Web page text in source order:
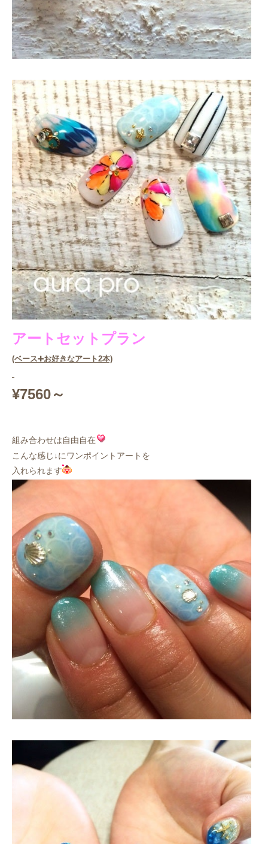
アートセットプラン
(ベース➕お好きなアート2本)
¥7560～
組み合わせは自由自在
こんな感じ↓にワンポイントアートを
入れられます